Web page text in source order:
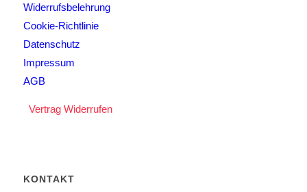
Widerrufsbelehrung
Cookie-Richtlinie
Datenschutz
Impressum
AGB
Vertrag Widerrufen
KONTAKT